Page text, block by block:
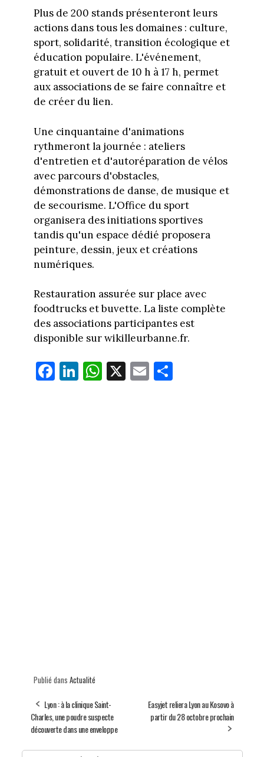
Plus de 200 stands présenteront leurs
actions dans tous les domaines : culture,
sport, solidarité, transition écologique et
éducation populaire. L'événement,
gratuit et ouvert de 10 h à 17 h, permet
aux associations de se faire connaître et
de créer du lien.
Une cinquantaine d'animations
rythmeront la journée : ateliers
d'entretien et d'autoréparation de vélos
avec parcours d'obstacles,
démonstrations de danse, de musique et
de secourisme. L'Office du sport
organisera des initiations sportives
tandis qu'un espace dédié proposera
peinture, dessin, jeux et créations
numériques.
Restauration assurée sur place avec
foodtrucks et buvette. La liste complète
des associations participantes est
disponible sur wikilleurbanne.fr.
Fa
ce
Li
nk
W
ha
X E
m
Pa
rt
Publié dans Actualité
Lyon : à la clinique Saint-
Charles, une poudre suspecte
découverte dans une enveloppe
Easyjet reliera Lyon au Kosovo à
partir du 28 octobre prochain